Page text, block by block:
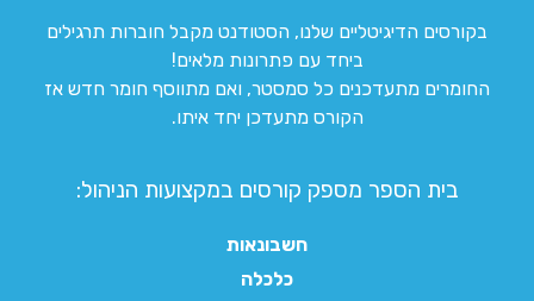
בקורסים הדיגיטליים שלנו, הסטודנט מקבל חוברות תרגילים
ביחד עם פתרונות מלאים!
החומרים מתעדכנים כל סמסטר, ואם מתווסף חומר חדש אז
הקורס מתעדכן יחד איתו.
בית הספר מספק קורסים במקצועות הניהול:
חשבונאות
כלכלה